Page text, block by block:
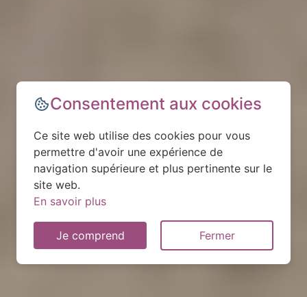
Consentement aux cookies
Ce site web utilise des cookies pour vous
permettre d'avoir une expérience de
navigation supérieure et plus pertinente sur le
site web.
En savoir plus
Je comprend Fermer